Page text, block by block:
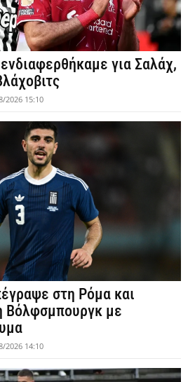
για Σαλάχ,
2026 15:10
στη Ρόμα και
Βόλφσμπουργκ με
2026 14:10